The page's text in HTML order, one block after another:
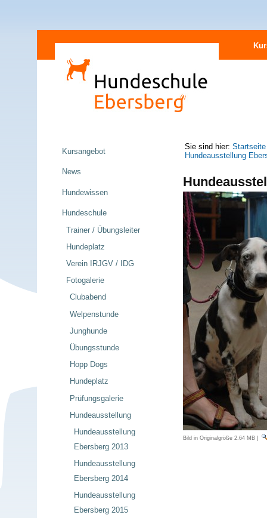
zum
Inhalt
Direkt
Navigation
Sie sind hier: Startseite
Hundeausstellung
Bild in Originalgröße 2.64 MB|
Kursangebot
News
Hundewissen
Hundeschule
Trainer / Übungsleiter
Hundeplatz
Verein IRJGV / IDG
Fotogalerie
Clubabend
Welpenstunde
Junghunde
Übungsstunde
Hopp Dogs
Hundeplatz
Prüfungsgalerie
Hundeausstellung
Hundeausstellung
Ebersberg 2013
Hundeausstellung
Ebersberg 2014
Hundeausstellung
Ebersberg 2015